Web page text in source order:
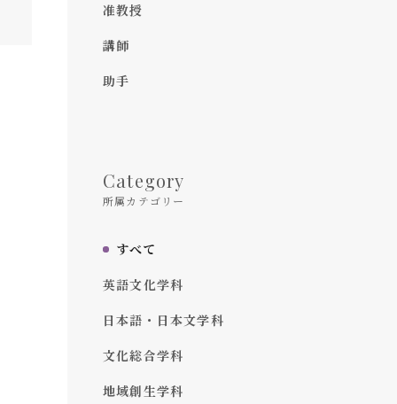
准教授
講師
助手
Category
所属カテゴリー
すべて
英語文化学科
日本語・日本文学科
文化総合学科
地域創生学科